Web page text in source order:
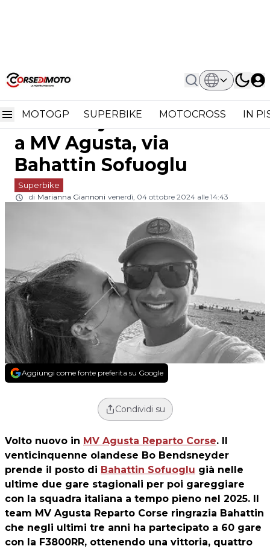
MOTOGP SUPERBIKE MOTOCROSS IN
Home Superbike
Supersport: Bo Bendsneyder Dalla
Supersport: Bo
Bendsneyder dalla Moto2
a MV Agusta, via
Bahattin Sofuoglu
Superbike
di Marianna Giannoni venerdì, 04 ottobre 2024 alle 14:43
Aggiungi come fonte preferita su Google
Condividi su
Volto nuovo in MV Agusta Reparto Corse. Il
venticinquenne olandese Bo Bendsneyder
prende il posto di Bahattin Sofuoglu già nelle
ultime due gare stagionali per poi gareggiare
con la squadra italiana a tempo pieno nel 2025. Il
team MV Agusta Reparto Corse ringrazia Bahattin
che negli ultimi tre anni ha partecipato a 60 gare
con la F3800RR, ottenendo una vittoria, quattro